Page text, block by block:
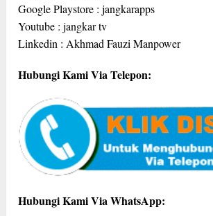
Google Playstore : jangkarapps
Youtube : jangkar tv
Linkedin : Akhmad Fauzi Manpower
Hubungi Kami Via Telepon:
Hubungi Kami Via WhatsApp: